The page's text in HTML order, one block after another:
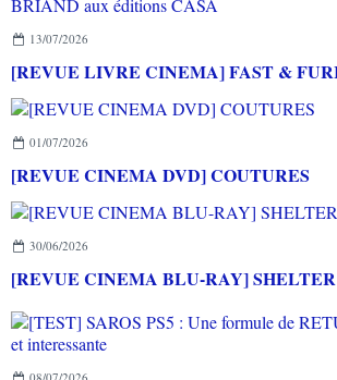
13/07/2026
01/07/2026
[REVUE CINEMA DVD] COUTURES
30/06/2026
[REVUE CINEMA BLU-RAY] SHELTER